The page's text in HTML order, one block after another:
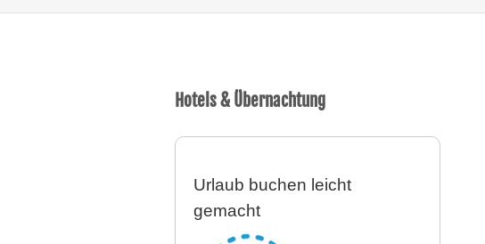
Hotels & Übernachtung
Urlaub buchen leicht
gemacht